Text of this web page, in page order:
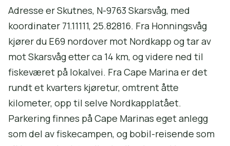
Adresse er Skutnes, N-9763 Skarsvåg, med
koordinater 71.11111, 25.82816. Fra Honningsvåg
kjører du E69 nordover mot Nordkapp og tar av
mot Skarsvåg etter ca 14 km, og videre ned til
fiskeværet på lokalvei. Fra Cape Marina er det
rundt et kvarters kjøretur, omtrent åtte
kilometer, opp til selve Nordkapplatået.
Parkering finnes på Cape Marinas eget anlegg
som del av fiskecampen, og bobil-reisende som